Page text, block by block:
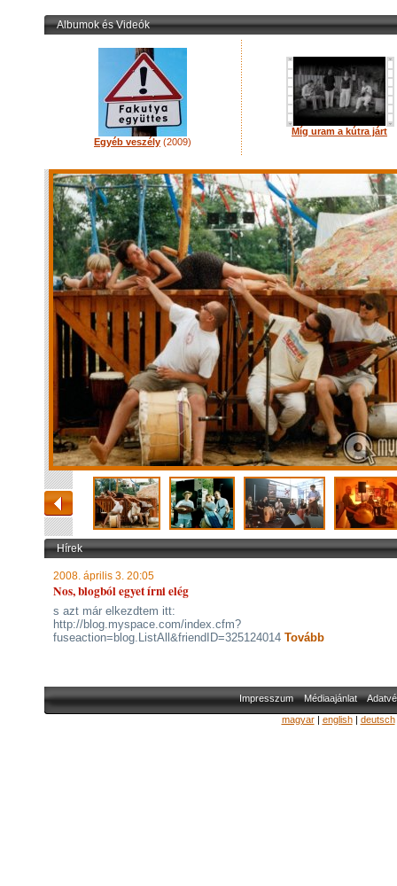
Albumok és Videók
Egyéb veszély (2009)
Míg uram a kútra járt
Hírek
2008. április 3. 20:05
Nos, blogból egyet írni elég
s azt már elkezdtem itt:
http://blog.myspace.com/index.cfm?
fuseaction=blog.ListAll&friendID=325124014 Tovább
Impresszum Médiaajánlat
magyar| english| deutsch